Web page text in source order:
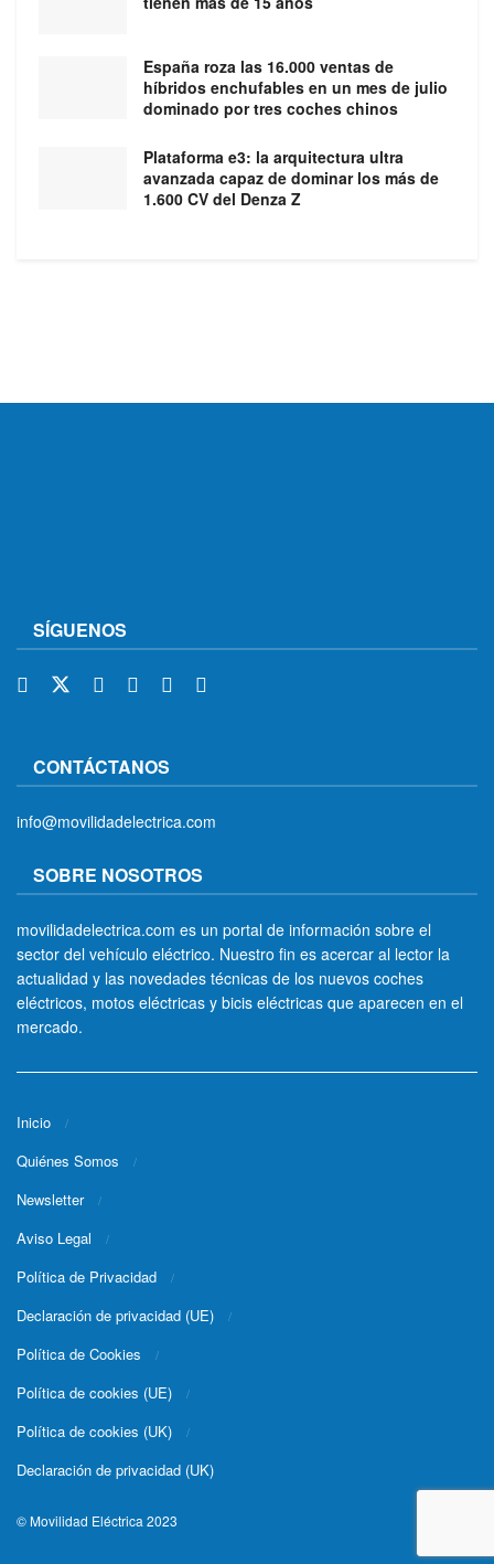
España roza las 16.000 ventas de
híbridos enchufables en un mes de julio
dominado por tres coches chinos
Plataforma e3: la arquitectura ultra
avanzada capaz de dominar los más de
1.600 CV del Denza Z
SÍGUENOS
CONTÁCTANOS
info@movilidadelectrica.com
SOBRE NOSOTROS
movilidadelectrica.com es un portal de información sobre el
sector del vehículo eléctrico. Nuestro fin es acercar al lector la
actualidad y las novedades técnicas de los nuevos coches
eléctricos, motos eléctricas y bicis eléctricas que aparecen en el
mercado.
Inicio
Quiénes Somos
Newsletter
Aviso Legal
Política de Privacidad
Declaración de privacidad (UE)
Política de Cookies
Política de cookies (UE)
Política de cookies (UK)
Declaración de privacidad (UK)
© Movilidad Eléctrica 2023